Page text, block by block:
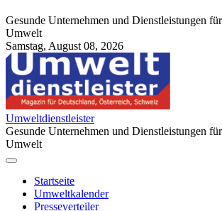
Gesunde Unternehmen und Dienstleistungen
Umwelt
Samstag, August 08, 2026
StuttgartApotheke.com
Umweltdienstleister
Gesunde Unternehmen und Dienstleistungen
Umwelt
Startseite
Umweltkalender
Presseverteiler